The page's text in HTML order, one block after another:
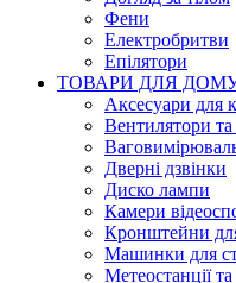
Фени
Електробритви
Епілятори
ТОВАРИ ДЛЯ
Аксесуари для
Вентилятори та
Дверні дзвінки
Диско лампи
Камери
Кронштейни для
Машинки для
Метеостанції